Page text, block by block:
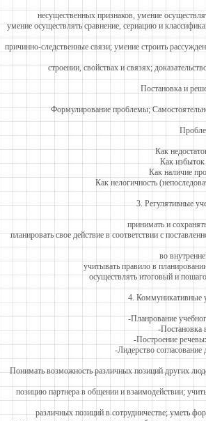
несущественных признаков, умение
умение осуществлять сравнение, сериацию и
причинно-следственные связи; умение строить
строении, свойствах и связях;
Постановка и
Формулирование проблемы;
Как
Как
Как наличие
Как нелогичность
3. Регулятивные
принимать и
планировать свое действие в соответствии с
во
учитывать правило в
осуществлять итоговый и
4. Коммуникативные
-Планрование
-Постановка
-Построение
-Лидерство согласование
Понимать возможность различных позиций других
позицию партнера в общении и взаимодействии;
различных позиций в сотрудничестве; уметь